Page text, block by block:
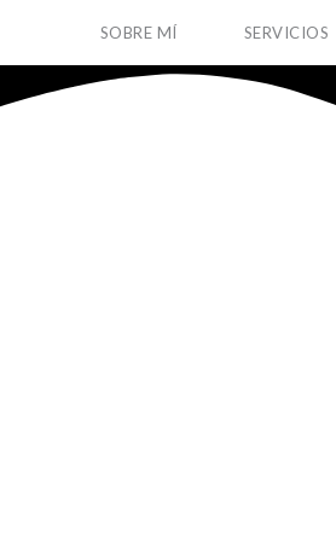
SOBRE MÍ SERVICIOS